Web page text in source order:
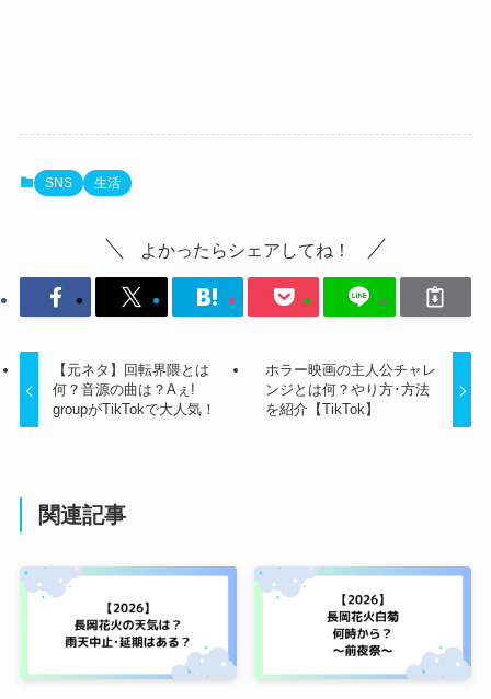
SNS 生活
よかったらシェアしてね！
【元ネタ】回転界隈とは
何？音源の曲は？Aぇ!
groupがTikTokで大人気！
ホラー映画の主人公チャレ
ンジとは何？やり方･方法
を紹介【TikTok】
関連記事